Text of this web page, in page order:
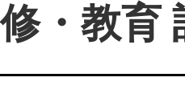
・教